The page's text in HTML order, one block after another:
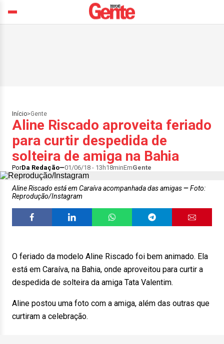
Início>Gente
Aline Riscado aproveita feriado
para curtir despedida de
solteira de amiga na Bahia
PorDa Redação 01/06/18 - 13h18minEmGente
Aline Riscado está em Caraíva acompanhada das amigas
Foto:
Reprodução/Instagram
O feriado da modelo Aline Riscado foi bem animado. Ela
está em Caraíva, na Bahia, onde aproveitou para curtir a
despedida de solteira da amiga Tata Valentim.
Aline postou uma foto com a amiga, além das outras que
curtiram a celebração.